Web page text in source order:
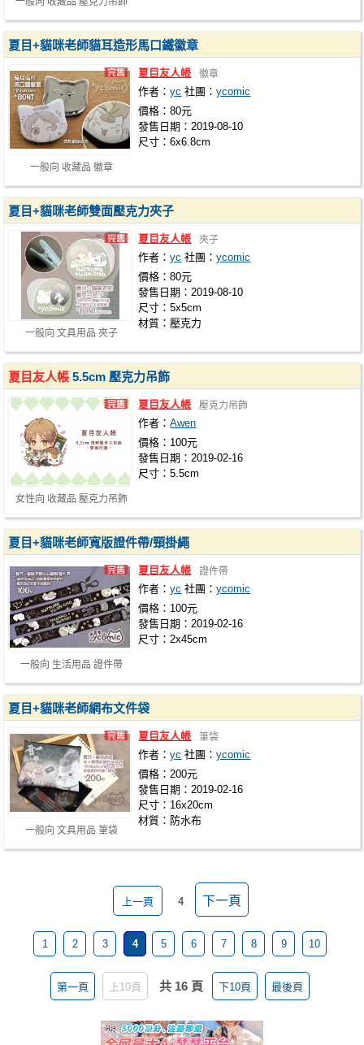
一般向 收藏品 徽章
夏目+貓咪老師貓耳造形馬口鐵徽章
夏目友人帳 徽章
作者：yc 社團：ycomic
價格：80元
發售日期：2019-08-10
尺寸：6x6.8cm
一般向 文具用品 夾子
夏目+貓咪老師雙面壓克力夾子
夏目友人帳 夾子
作者：yc 社團：ycomic
價格：80元
發售日期：2019-08-10
尺寸：5x5cm
材質：壓克力
女性向 收藏品 壓克力吊飾
夏目友人帳 5.5cm 壓克力吊飾
夏目友人帳 壓克力吊飾
作者：Awen
價格：100元
發售日期：2019-02-16
尺寸：5.5cm
一般向 生活用品 證件帶
夏目+貓咪老師寬版證件帶/頸掛繩
夏目友人帳 證件帶
作者：yc 社團：ycomic
價格：100元
發售日期：2019-02-16
尺寸：2x45cm
一般向 文具用品 筆袋
夏目+貓咪老師網布文件袋
夏目友人帳 筆袋
作者：yc 社團：ycomic
價格：200元
發售日期：2019-02-16
尺寸：16x20cm
材質：防水布
上一頁 4 下一頁
1 2 3 4 5 6 7 8 9 10
第一頁 上10頁 共 16 頁 下10頁 最後頁